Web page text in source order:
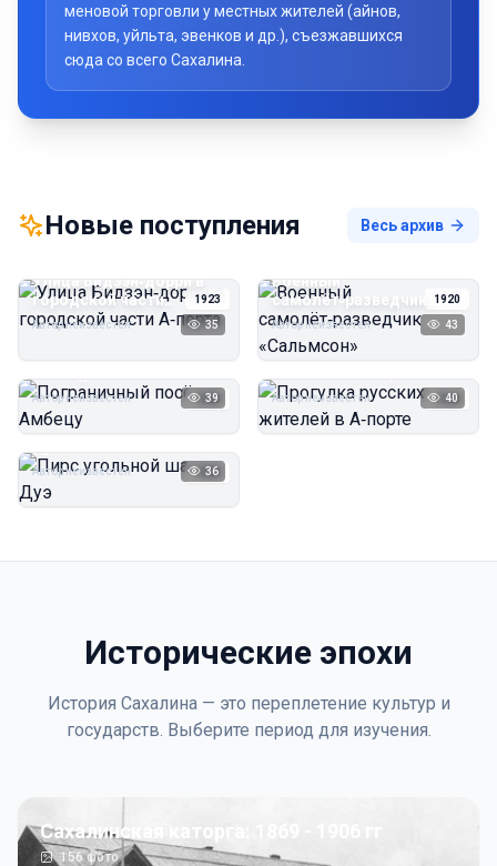
меновой торговли у местных жителей (айнов,
нивхов, уйльта, эвенков и др.), съезжавшихся
сюда со всего Сахалина.
Новые поступления Весь архив
1923
Улица Бидзэн‑дорри в
городской части
А‑порта
Автор неизвестен 35
1920
Военный
самолёт‑разведчик
«Сальмсон»
Автор неизвестен 43
1923
Автор неизвестен 39 1923
Прогулка русских
Автор неизвестен 40
1923
Пирс угольной шахты
Автор неизвестен 36
Исторические эпохи
История Сахалина — это переплетение культур и
государств. Выберите период для изучения.
Сахалинская каторга: 1869 - 1906 гг
156фото